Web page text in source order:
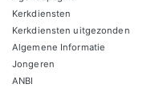
Kerkdiensten
Kerkdiensten uitgezonden
Algemene Informatie
Jongeren
ANBI